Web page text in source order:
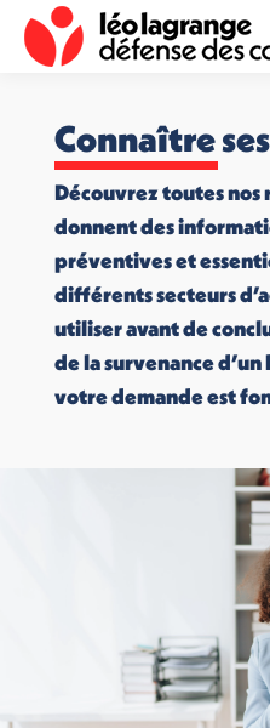
Connaître
Découvrez toutes nos
donnent des
préventives et
différents secteurs
utiliser avant de
de la survenance
votre demande est